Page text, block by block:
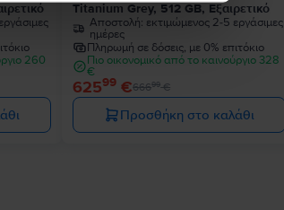
260
Titanium Grey, 512 GB, Εξαιρετικό
Αποστολή: εκτιμώμενος 2-5 εργάσιμες
ημέρες
Πληρωμή σε δόσεις, με 0% επιτόκιο
Πιο οικονομικό από το καινούργιο 328
€
62599 €66699€
Προσθήκη στο καλάθι